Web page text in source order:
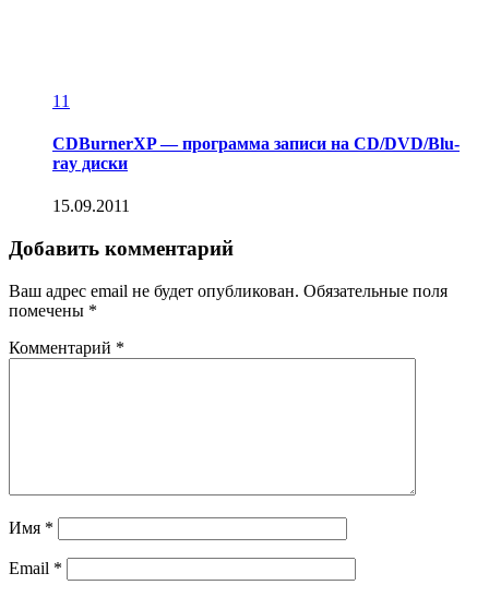
11
CDBurnerXP — программа записи на CD/DVD/Blu-
ray диски
15.09.2011
Добавить комментарий
Ваш адрес email не будет опубликован. Обязательные поля
помечены *
Комментарий *
Имя *
Email *